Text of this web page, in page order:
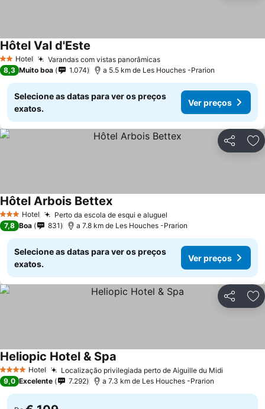
2 Estrelas
Hotel Varandas com vistas panorâmicas
Hôtel Val d'Este
8,3 Muito boa 1.074 a 5.5 km de Les Houches -Prarion
Selecione as datas para ver os preços
exatos.
Ver preços
Partilhar
3 EstrelasHotel Perto da escola de esqui e aluguel
Hôtel Arbois Bettex
7,8 Boa 831 a 7.8 km de Les Houches -Prarion
Selecione as datas para ver os preços
exatos.
Ver preços
Partilhar
4 EstrelasHotel Localização privilegiada perto de Aiguille du Midi
Heliopic Hotel & Spa
9,0 Excelente 7.292 a 7.3 km de Les Houches -Prarion